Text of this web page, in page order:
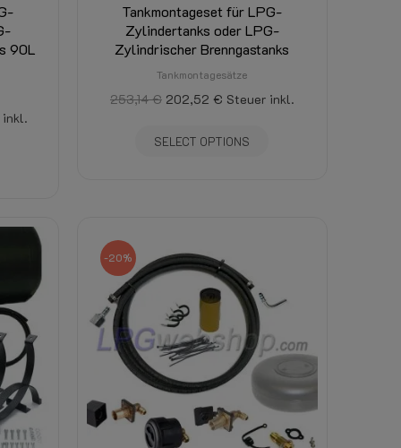
90L
inkl.
Tankmontageset für LPG-
Zylindertanks oder LPG-
Zylindrischer Brenngastanks
Tankmontagesätze
253,14 € 202,52 € Steuer inkl.
SELECT OPTIONS
-20%